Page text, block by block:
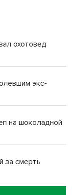
охотовед
экс-
на шоколадной
за смерть